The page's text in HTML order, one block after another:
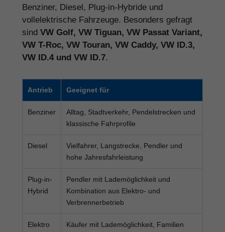
Benziner, Diesel, Plug-in-Hybride und
vollelektrische Fahrzeuge. Besonders gefragt
sind VW Golf, VW Tiguan, VW Passat Variant,
VW T-Roc, VW Touran, VW Caddy, VW ID.3,
VW ID.4 und VW ID.7.
Antrieb Geeignet für
Benziner
Alltag, Stadtverkehr, Pendelstrecken und
klassische Fahrprofile
Diesel
Vielfahrer, Langstrecke, Pendler und
hohe Jahresfahrleistung
Plug-in-
Hybrid
Pendler mit Lademöglichkeit und
Kombination aus Elektro- und
Verbrennerbetrieb
Elektro
Käufer mit Lademöglichkeit, Familien